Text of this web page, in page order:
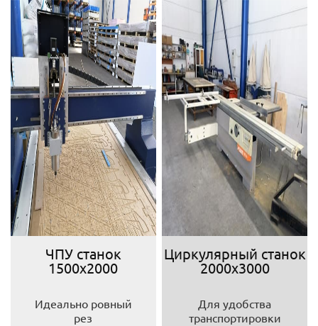
ЧПУ станок
1500х2000
Идеально ровный
рез
Циркулярный станок
2000х3000
Для удобства
транспортировки